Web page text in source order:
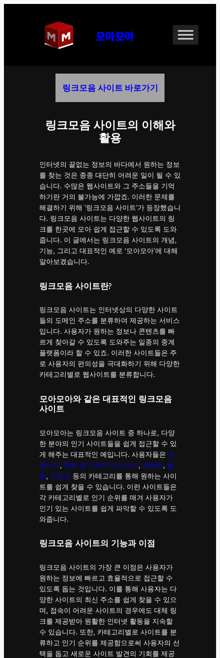
모아모아
링크모음 사이트 바로가기
링크모음 사이트의 이해와
활용
인터넷의 끝없는 정보의 바다에서 원하는 정보
를 찾는 것은 종종 대단히 어려운 일이 될 수 있
습니다. 수많은 웹사이트와 그 주소들을 기억
하기란 거의 불가능에 가깝죠. 이러한 문제를
해결하기 위해 ‘링크모음 사이트’가 등장했습니
다. 링크모음 사이트는 다양한 웹사이트의 링
크를 한곳에 모아 쉽게 접근할 수 있도록 도와
줍니다. 이 글에서는 링크모음 사이트의 개념,
기능, 그리고 대표적인 예로 ‘모아모아’에 대해
알아보겠습니다.
링크모음 사이트란?
링크모음 사이트는 인터넷상의 다양한 사이트
들의 도메인 주소를 분류하여 제공하는 서비스
입니다. 사용자가 원하는 정보나 콘텐츠를 빠
르게 찾아갈 수 있도록 도와주는 일종의 중계
플랫폼이라 할 수 있죠. 이러한 사이트들은 주
로 사용자의 편의성을 극대화하기 위해 다양한
카테고리별로 웹사이트를 분류합니다.
모아모아와 같은 대표적인 링크모음
사이트
모아모아는 링크모음 사이트 중 하나로, 다양
한 분야의 인기 사이트들을 쉽게 접근할 수 있
게 해주는 대표적인 예입니다. 사용자들은 커
뮤니티, 영화 및 드라마 다시보기, 토렌트, 웹
툰, 스포츠 등의 카테고리를 통해 원하는 사이
트를 쉽게 찾을 수 있습니다. 이런 사이트들은
각 카테고리별로 인기 순위를 매겨 사용자가
인기 있는 사이트를 쉽게 파악할 수 있도록 도
와줍니다.
링크모음 사이트의 기능과 이점
링크모음 사이트의 가장 큰 이점은 사용자가
원하는 정보에 빠르고 효율적으로 접근할 수
있도록 돕는 것입니다. 이를 통해 사용자는 다
양한 사이트의 최신 주소를 쉽게 찾을 수 있으
며, 접속이 어려운 사이트의 경우에도 대체 링
크를 제공받아 원활한 인터넷 활동을 지속할
수 있습니다. 또한, 카테고리별로 사이트를 분
류하고 인기 순위를 제공함으로써 사용자의 선
택을 돕고 새로운 사이트 발견의 기회를 제공